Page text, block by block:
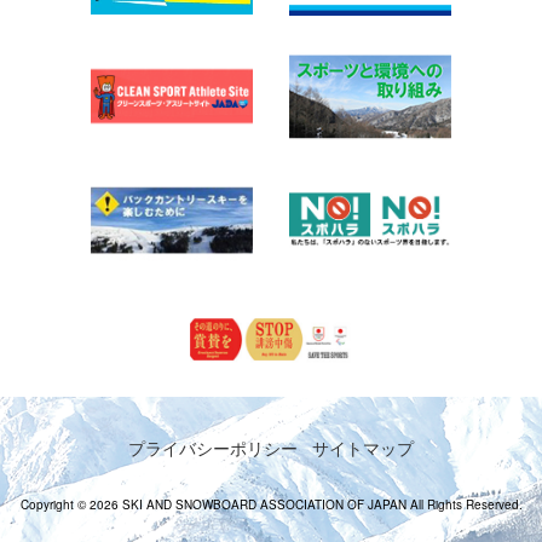
プライバシーポリシー サイトマップ
Copyright © 2026 SKI AND SNOWBOARD ASSOCIATION OF JAPAN All Rights Reserved.